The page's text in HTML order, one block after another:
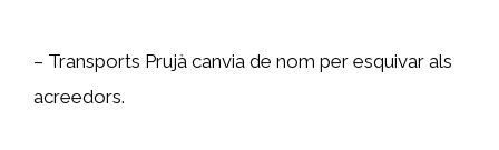
– Transports Prujà canvia de nom per esquivar als
acreedors.